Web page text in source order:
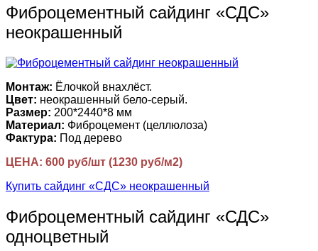
Фиброцементный сайдинг «СДС»
неокрашенный
Монтаж: Ёлочкой внахлёст.
Цвет: неокрашенный бело-серый.
Размер: 200*2440*8 мм
Материал: Фиброцемент (целлюлоза)
Фактура: Под дерево
ЦЕНА: 600 руб/шт (1230 руб/м2)
Купить сайдинг «СДС» неокрашенный
Фиброцементный сайдинг «СДС»
одноцветный